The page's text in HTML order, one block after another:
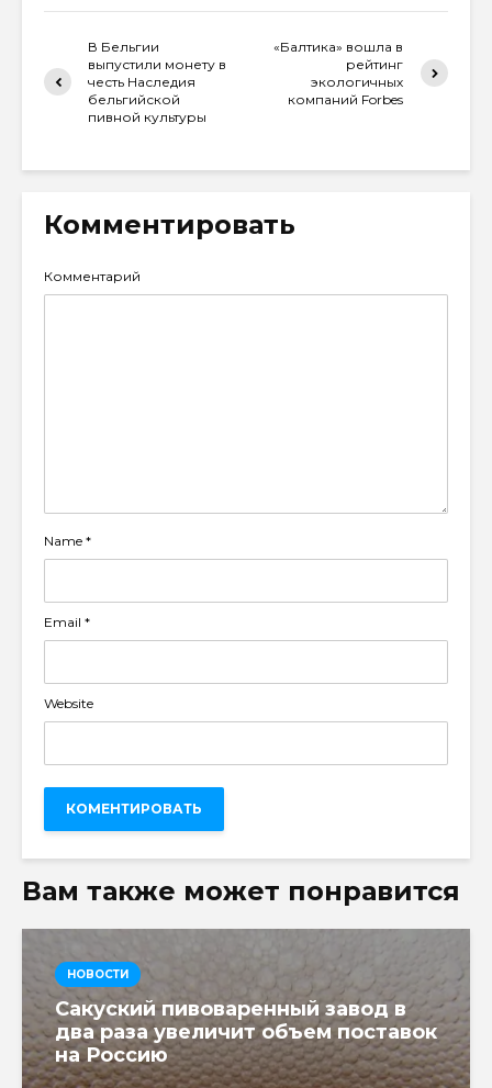
В Бельгии
выпустили монету в
честь Наследия
бельгийской
пивной культуры
«Балтика» вошла в
рейтинг
экологичных
компаний Forbes
Комментировать
Комментарий
Name *
Email *
Website
Вам также может понравится
НОВОСТИ
Сакуский пивоваренный завод в
два раза увеличит объем поставок
на Россию